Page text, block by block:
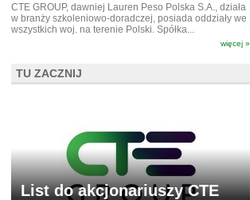
CTE GROUP, dawniej Lauren Peso Polska S.A., działa
w branży szkoleniowo-doradczej, posiada oddziały we
wszystkich woj. na terenie Polski. Spółka...
więcej »
TU ZACZNIJ
List do akcjonariuszy CTE